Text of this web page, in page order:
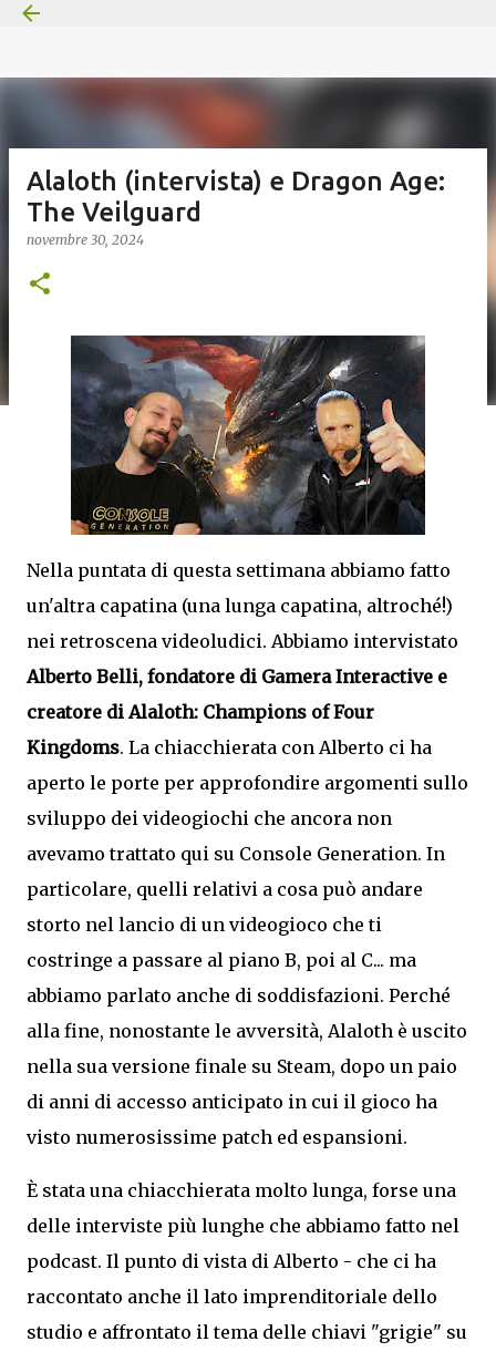
Alaloth (intervista) e Dragon Age:
The Veilguard
novembre 30, 2024
Nella puntata di questa settimana abbiamo fatto
un'altra capatina (una lunga capatina, altroché!)
nei retroscena videoludici. Abbiamo intervistato
Alberto Belli, fondatore di Gamera Interactive e
creatore di Alaloth: Champions of Four
Kingdoms. La chiacchierata con Alberto ci ha
aperto le porte per approfondire argomenti sullo
sviluppo dei videogiochi che ancora non
avevamo trattato qui su Console Generation. In
particolare, quelli relativi a cosa può andare
storto nel lancio di un videogioco che ti
costringe a passare al piano B, poi al C... ma
abbiamo parlato anche di soddisfazioni. Perché
alla fine, nonostante le avversità, Alaloth è uscito
nella sua versione finale su Steam, dopo un paio
di anni di accesso anticipato in cui il gioco ha
visto numerosissime patch ed espansioni.
È stata una chiacchierata molto lunga, forse una
delle interviste più lunghe che abbiamo fatto nel
podcast. Il punto di vista di Alberto - che ci ha
raccontato anche il lato imprenditoriale dello
studio e affrontato il tema delle chiavi "grigie" su